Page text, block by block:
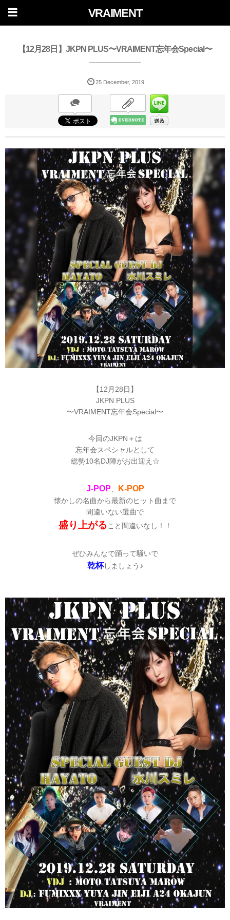
VRAIMENT
【12月28日】JKPN PLUS〜VRAIMENT忘年会Special〜
25 December, 2019
【12月28日】
JKPN PLUS
〜VRAIMENT忘年会Special〜
今回のJKPN＋は
忘年会スペシャルとして
総勢10名DJ陣がお出迎え☆
J-POP K-POP
懐かしの名曲から最新のヒット曲まで
間違いない選曲で
盛り上がること間違いなし！！
ぜひみんなで踊って騒いで
乾杯しましょう♪